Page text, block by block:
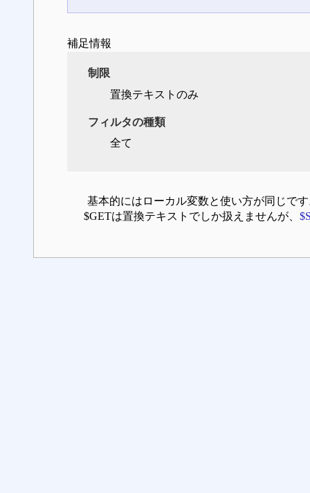
補足情報
制限
置換テキストのみ
フィルタの種類
全て
基本的にはローカル変数と使い方が同じで
$GETは置換テキストでしか扱えませんが、